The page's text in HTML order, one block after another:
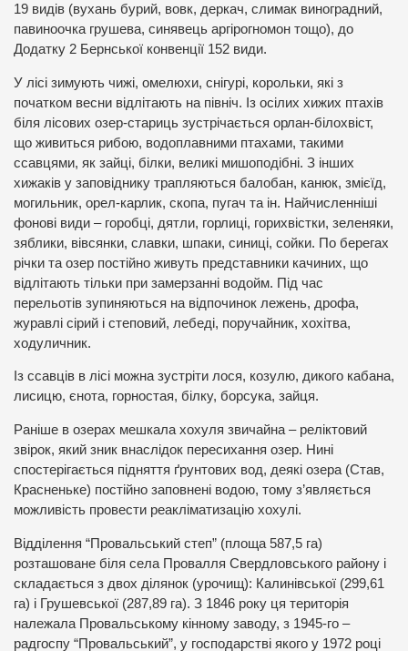
19 видів (вухань бурий, вовк, деркач, слимак виноградний,
павиноочка грушева, синявець аргірогномон тощо), до
Додатку 2 Бернської конвенції 152 види.
У лісі зимують чижі, омелюхи, снігурі, корольки, які з
початком весни відлітають на північ. Із осілих хижих птахів
біля лісових озер-стариць зустрічається орлан-білохвіст,
що живиться рибою, водоплавними птахами, такими
ссавцями, як зайці, білки, великі мишоподібні. З інших
хижаків у заповіднику трапляються балобан, канюк, змієїд,
могильник, орел-карлик, скопа, пугач та ін. Найчисленніші
фонові види – горобці, дятли, горлиці, горихвістки, зеленяки,
зяблики, вівсянки, славки, шпаки, синиці, сойки. По берегах
річки та озер постійно живуть представники качиних, що
відлітають тільки при замерзанні водойм. Під час
перельотів зупиняються на відпочинок лежень, дрофа,
журавлі сірий і степовий, лебеді, поручайник, хохітва,
ходуличник.
Із ссавців в лісі можна зустріти лося, козулю, дикого кабана,
лисицю, єнота, горностая, білку, борсука, зайця.
Раніше в озерах мешкала хохуля звичайна – реліктовий
звірок, який зник внаслідок пересихання озер. Нині
спостерігається підняття ґрунтових вод, деякі озера (Став,
Красненьке) постійно заповнені водою, тому з’являється
можливість провести реакліматизацію хохулі.
Відділення “Провальський степ” (площа 587,5 га)
розташоване біля села Провалля Свердловського району і
складається з двох ділянок (урочищ): Калинівської (299,61
га) і Грушевської (287,89 га). З 1846 року ця територія
належала Провальському кінному заводу, з 1945-го –
радгоспу “Провальський”, у господарстві якого у 1972 році